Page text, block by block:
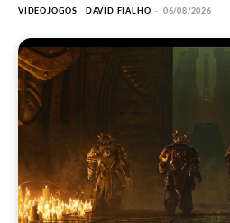
VIDEOJOGOS DAVID FIALHO - 06/08/2026